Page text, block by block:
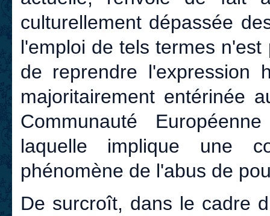
culturellement dépassée
l'emploi de tels termes
de reprendre l'expression
majoritairement entérinée
Communauté
laquelle implique une
phénomène de l'abus de
De surcroît, dans le cadre